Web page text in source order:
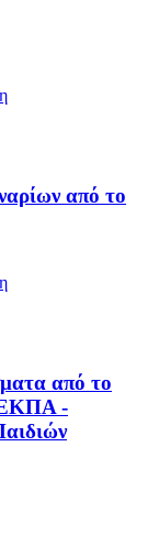
από το
από το
-